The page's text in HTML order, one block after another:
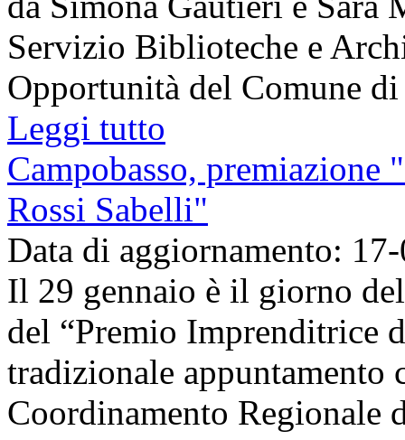
Servizio Biblioteche e
Opportunità del Comune
Leggi tutto
Campobasso,
Rossi Sabelli"
Data di aggiornamento:
Il 29 gennaio è il giorno
del “Premio Imprenditrice
tradizionale
Coordinamento Regionale